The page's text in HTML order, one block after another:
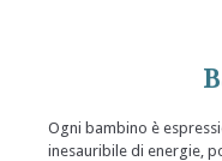
Ogni bambino è
inesauribile di energie,